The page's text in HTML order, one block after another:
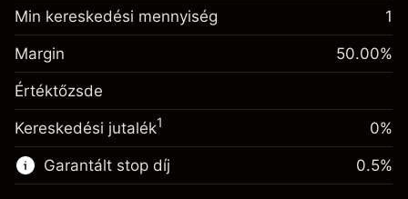
Egynapos finanszírozás
kiigazítás
A pozíció teljes értékéből
származó díjak
%
(-$1.23)
Ügyletméret tőkeáttétellel ~
Tőkeáttételből származó pénz ~
Ugrás a platformra
Fedezet. A befektetése
$1,000.00
Egynapos finanszírozás
kiigazítás
A pozíció teljes értékéből
származó díjak
0.013699
Ügyletméret tőkeáttétellel ~
Tőkeáttételből származó pénz ~
Min kereskedési mennyiség 1
Margin 50.00%
Értéktőzsde
Kereskedési jutalék1 0%
Garantált stop díj 0.5%